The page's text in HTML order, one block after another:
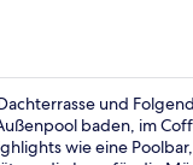
und
baden, im
wie eine